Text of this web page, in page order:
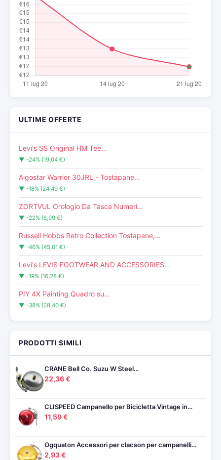
ULTIME OFFERTE
Levi's SS Original HM Tee…
▼ -24% (19,04 €)
Aigostar Warrior 30JRL - Tostapane…
▼ -18% (24,49 €)
ZORTVUL Orologio Da Tasca Numeri…
▼ -22% (6,99 €)
Russell Hobbs Retro Collection Tostapane,…
▼ -46% (45,01 €)
Levi's LEVIS FOOTWEAR AND ACCESSORIES…
▼ -19% (16,28 €)
PIY 4X Painting Quadro su…
▼ -38% (28,40 €)
PRODOTTI SIMILI
CRANE Bell Co. Suzu W Steel…
22,36 €
CLISPEED Campanello per Bicicletta Vintage in…
11,59 €
Ogquaton Accessori per clacson per campanelli…
2,93 €